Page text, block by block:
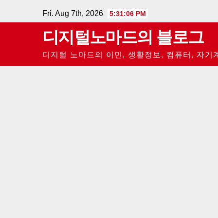
to
Fri. Aug 7th, 2026 5:31:07 PM
디지털노마드의 블로그
디지털 노마드의 이민, 생활정보, 컴퓨터, 자기